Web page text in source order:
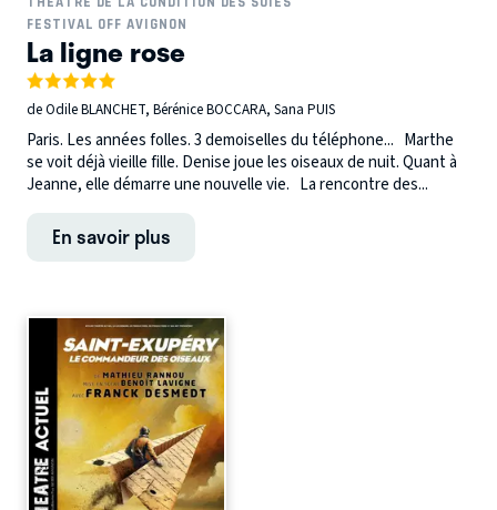
FESTIVAL OFF AVIGNON
La ligne rose
de Odile BLANCHET, Bérénice BOCCARA, Sana PUIS
Paris. Les années folles. 3 demoiselles du téléphone... Marthe
se voit déjà vieille fille. Denise joue les oiseaux de nuit. Quant à
Jeanne, elle démarre une nouvelle vie. La rencontre des...
En savoir plus